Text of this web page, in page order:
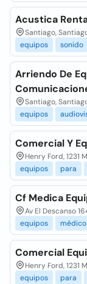
Acustica
Santiago,
equipos
sonido
Arriendo De
Santiago,
equipos
Comercial Y
Henry Ford, 1231
equipos
para
Cf Medica
Av El Descanso
equipos
Comercial
Henry Ford, 1231
equipos
para